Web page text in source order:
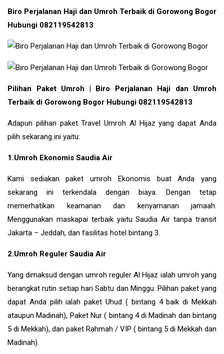
Biro Perjalanan Haji dan Umroh Terbaik di Gorowong Bogor
Hubungi 082119542813
Pilihan Paket Umroh | Biro Perjalanan Haji dan Umroh
Terbaik di Gorowong Bogor Hubungi 082119542813
Adapun pilihan paket Travel Umroh Al Hijaz yang dapat Anda
pilih sekarang ini yaitu:
1.Umroh Ekonomis Saudia Air
Kami sediakan paket umroh Ekonomis buat Anda yang
sekarang ini terkendala dengan biaya. Dengan tetap
memerhatikan keamanan dan kenyamanan jamaah.
Menggunakan maskapai terbaik yaitu Saudia Air tanpa transit
Jakarta – Jeddah, dan fasilitas hotel bintang 3.
2.Umroh Reguler Saudia Air
Yang dimaksud dengan umroh reguler Al Hijaz ialah umroh yang
berangkat rutin setiap hari Sabtu dan Minggu. Pilihan paket yang
dapat Anda pilih ialah paket Uhud ( bintang 4 baik di Mekkah
ataupun Madinah), Paket Nur ( bintang 4 di Madinah dan bintang
5 di Mekkah), dan paket Rahmah / VIP ( bintang 5 di Mekkah dan
Madinah).